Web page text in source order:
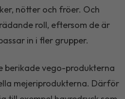
nötter och fröer. Och
roll, eftersom de är
in i fler grupper.
berikade vego-produkterna
mejeriprodukterna. Därför